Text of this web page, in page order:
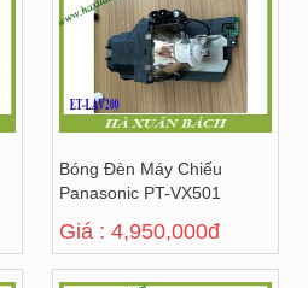
Bóng Đèn Máy Chiếu
Panasonic PT-VX501
Giá : 4,950,000đ